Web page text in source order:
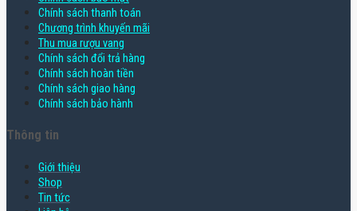
Chính sách thanh toán
Chương trình khuyến mãi
Thu mua rượu vang
Chính sách đổi trả hàng
Chính sách hoàn tiền
Chính sách giao hàng
Chính sách bảo hành
Thông tin
Giới thiệu
Shop
Tin tức